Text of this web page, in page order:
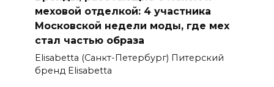
меховой отделкой: 4 участника
Московской недели моды, где мех
стал частью образа
Elisabetta (Санкт-Петербург) Питерский
бренд Elisabetta